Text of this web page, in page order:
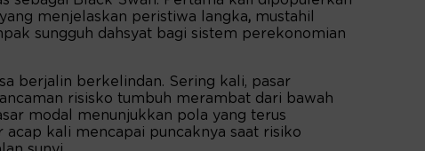
menjelaskan peristiwa langka, mustahil
sungguh dahsyat bagi sistem perekonomian
berjalin berkelindan. Sering kali, pasar
risisko tumbuh merambat dari bawah
modal menunjukkan pola yang terus
acap kali mencapai puncaknya saat risiko